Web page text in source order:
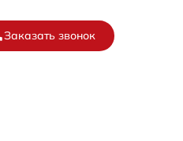
Заказать звонок